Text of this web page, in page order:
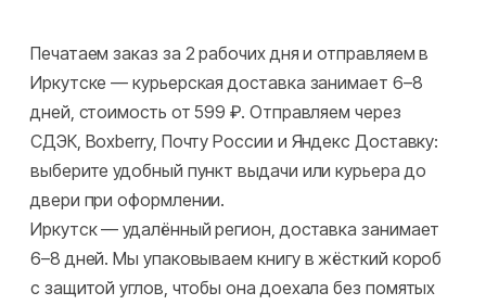
Печатаем заказ за 2 рабочих дня и отправляем в
Иркутске — курьерская доставка занимает 6–8
дней, стоимость от 599 ₽. Отправляем через
СДЭК, Boxberry, Почту России и Яндекс Доставку:
выберите удобный пункт выдачи или курьера до
двери при оформлении.
Иркутск — удалённый регион, доставка занимает
6–8 дней. Мы упаковываем книгу в жёсткий короб
с защитой углов, чтобы она доехала без помятых